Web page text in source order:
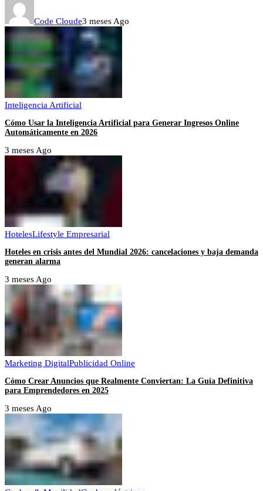
Code Cloude3 meses Ago
Inteligencia Artificial
Cómo Usar la Inteligencia Artificial para Generar Ingresos Online
Automáticamente en 2026
3 meses Ago
HotelesLifestyle Empresarial
Hoteles en crisis antes del Mundial 2026: cancelaciones y baja demanda
generan alarma
3 meses Ago
Marketing DigitalPublicidad Online
Cómo Crear Anuncios que Realmente Conviertan: La Guía Definitiva
para Emprendedores en 2025
3 meses Ago